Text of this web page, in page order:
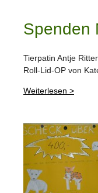
Spenden
Tierpatin Antje
Roll-Lid-OP von
Weiterlesen >